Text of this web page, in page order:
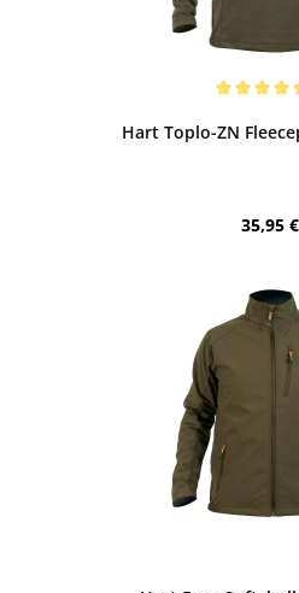
Hart Toplo-ZN
35,95 €